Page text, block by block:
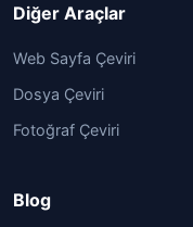
Diğer Araçlar
Web Sayfa Çeviri
Dosya Çeviri
Fotoğraf Çeviri
Blog